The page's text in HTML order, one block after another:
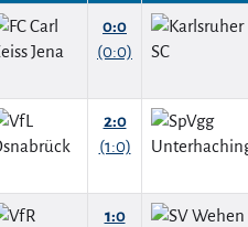
0:0
(0:0)
2:0
(1:0)
1:0